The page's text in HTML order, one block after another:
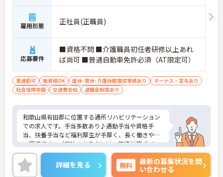
雇用形態 正社員(正職員)
応募要件
■資格不問 ■介護職員初任者研修以上あれ
ば尚可 ■普通自動車免許必須（AT限定可）
車通勤可 無資格OK 産休･育休･介護休暇取得実績あり
ボーナス・賞与あり
社会保険完備
交通費支給 退職金制度あり
和歌山県有田郡に位置する通所リハビリテーション
での求人です。手当多数あり♪通勤手当や資格手
当、扶養手当など福利厚生が手厚く、長く働きやす
い環境です。ご興味のある方には、面接対策ポイン
トなど、さらに詳細をご案内しますのでお気軽にご
相談ください！詳細を見る 無料
最新の募集状況を問
い合わせる